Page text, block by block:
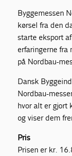
Byggemessen
kørsel fra den
starte eksport
erfaringerne
på Nordbau-
Dansk
Nordbau-
hvor alt er gjort
og viser dem
Pris
Prisen er kr.